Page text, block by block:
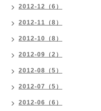
2012-12（6）
2012-11（8）
2012-10（8）
2012-09（2）
2012-08（5）
2012-07（5）
2012-06（6）